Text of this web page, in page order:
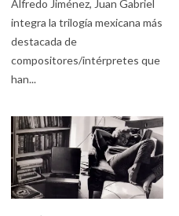
Alfredo Jiménez, Juan Gabriel
integra la trilogía mexicana más
destacada de
compositores/intérpretes que
han...